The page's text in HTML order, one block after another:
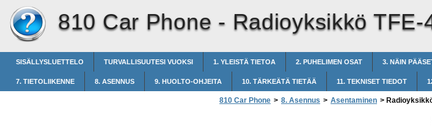
810 Car Phone - Radioyksikkö TFE-
SISÄLLYSLUETTELO TURVALLISUUTESI VUOKSI 1. YLEISTÄ TIETOA 2. PUHELIMEN OSAT 3. NÄIN
7. TIETOLIIKENNE 8. ASENNUS 9. HUOLTO-OHJEITA 10. TÄRKEÄTÄ TIETÄÄ 11. TEKNISET TIEDOT
810 Car Phone > 8. Asennus > Asentaminen >